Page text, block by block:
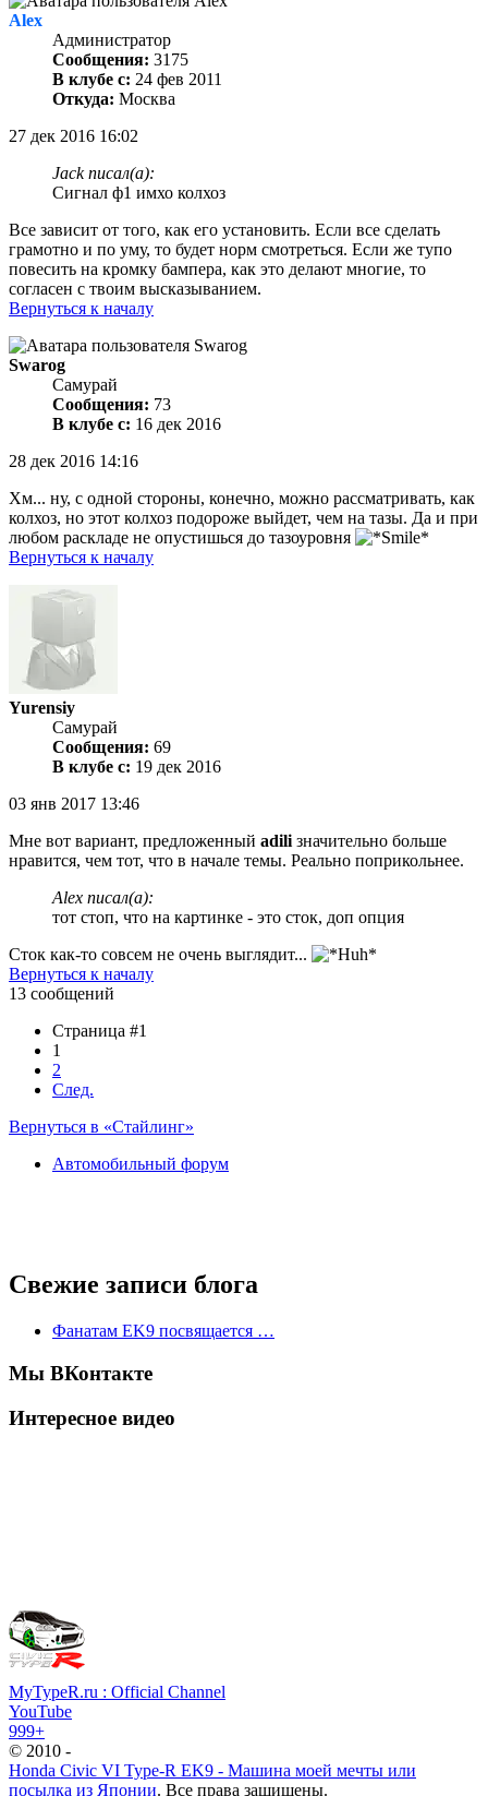
Alex
Администратор
Сообщения: 3175
В клубе с: 24 фев 2011
Откуда: Москва
27 дек 2016 16:02
Jack писал(а):
Сигнал ф1 имхо колхоз
Все зависит от того, как его установить. Если все сделать
грамотно и по уму, то будет норм смотреться. Если же тупо
повесить на кромку бампера, как это делают многие, то
согласен с твоим высказыванием.
Вернуться к началу
Swarog
Самурай
Сообщения: 73
В клубе с: 16 дек 2016
28 дек 2016 14:16
Хм... ну, с одной стороны, конечно, можно рассматривать, как
колхоз, но этот колхоз подороже выйдет, чем на тазы. Да и при
любом раскладе не опустишься до тазоуровня
Вернуться к началу
Yurensiy
Самурай
Сообщения: 69
В клубе с: 19 дек 2016
03 янв 2017 13:46
Мне вот вариант, предложенный adiliзначительно больше
нравится, чем тот, что в начале темы. Реально поприкольнее.
Alex писал(а):
тот стоп, что на картинке - это сток, доп опция
Сток как-то совсем не очень выглядит...
Вернуться к началу
13 сообщений
Страница #1
1
2
След.
Вернуться в «Стайлинг»
Автомобильный форум
Свежие записи блога
Фанатам EK9 посвящается …
Мы ВКонтакте
Интересное видео
MyTypeR.ru : Official Channel
YouTube
999+
© 2010 -
Honda Civic VI Type-R EK9 - Машина моей мечты или
посылка из Японии. Все права защищены.